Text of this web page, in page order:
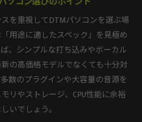
を重視してDTMパソコンを選ぶ場
用途に適したスペック」を見極め
、シンプルな打ち込みやボーカル
の高価格モデルでなくても十分対
数のプラグインや大容量の音源を
リやストレージ、CPU性能に余裕
いでしょう。